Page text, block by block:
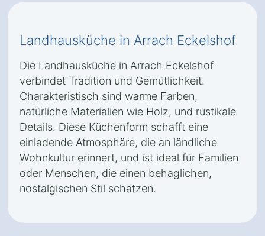
Landhausküche in Arrach Eckelshof
Die Landhausküche in Arrach Eckelshof
verbindet Tradition und Gemütlichkeit.
Charakteristisch sind warme Farben,
natürliche Materialien wie Holz, und rustikale
Details. Diese Küchenform schafft eine
einladende Atmosphäre, die an ländliche
Wohnkultur erinnert, und ist ideal für Familien
oder Menschen, die einen behaglichen,
nostalgischen Stil schätzen.